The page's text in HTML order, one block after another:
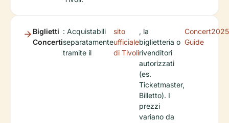
Biglietti
Concerti
: Acquistabili
separatamente
tramite il
sito
ufficiale
di Tivoli
, la
biglietteria o
rivenditori
autorizzati
(es.
Ticketmaster,
Billetto). I
prezzi
variano da
Concert2025
Guide